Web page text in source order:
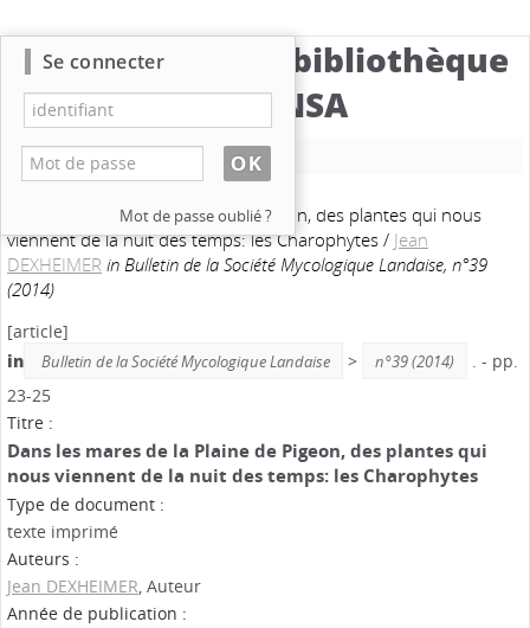
Catalogue de la bibliothèque
du CBNSA
Nouvelle recherche
Dans les mares de la Plaine de Pigeon, des plantes qui nous
viennent de la nuit des temps: les Charophytes/ Jean
DEXHEIMERin Bulletin de la Société Mycologique Landaise, n°39
(2014)
[article]
in
Bulletin de la Société Mycologique Landaise > n°39 (2014)
. - pp.
23-25
Titre :
Dans les mares de la Plaine de Pigeon, des plantes qui
nous viennent de la nuit des temps: les Charophytes
Type de document :
texte imprimé
Auteurs :
Jean DEXHEIMER, Auteur
Année de publication :
Se connecter
Mot de passe oublié ?